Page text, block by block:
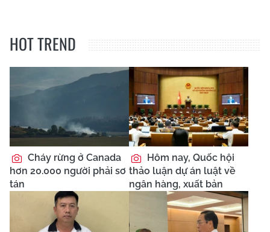
HOT TREND
Cháy rừng ở Canada
hơn 20.000 người phải sơ
tán
Hôm nay, Quốc hội
thảo luận dự án luật về
ngân hàng, xuất bản